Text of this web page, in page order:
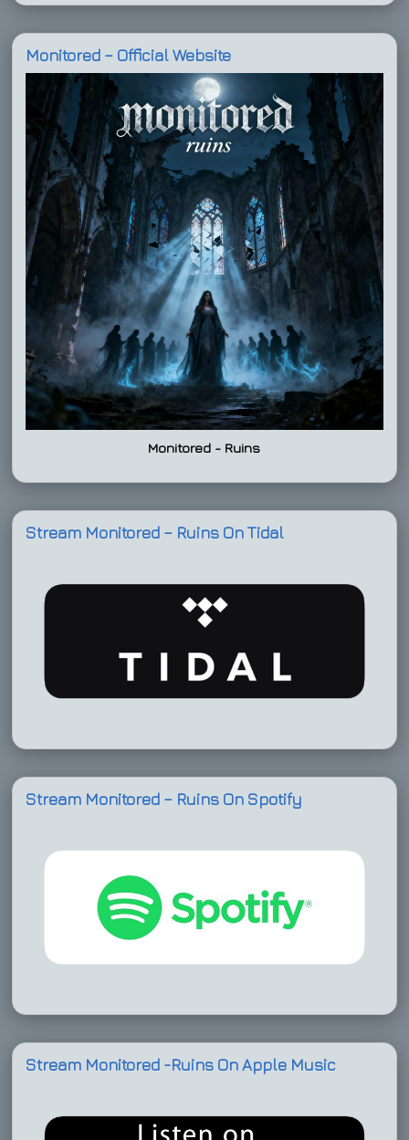
Monitored – Official Website
Monitored - Ruins
Stream Monitored – Ruins On Tidal
Stream Monitored – Ruins On Spotify
Stream Monitored -Ruins On Apple Music